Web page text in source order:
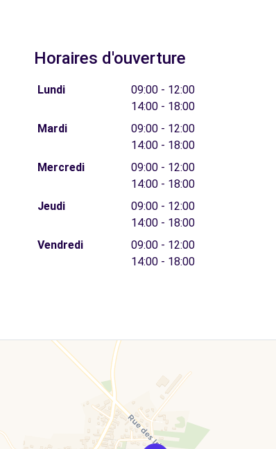
Horaires d'ouverture
Lundi
09:00 - 12:00
14:00 - 18:00
Mardi
09:00 - 12:00
14:00 - 18:00
Mercredi
09:00 - 12:00
14:00 - 18:00
Jeudi
09:00 - 12:00
14:00 - 18:00
Vendredi
09:00 - 12:00
14:00 - 18:00